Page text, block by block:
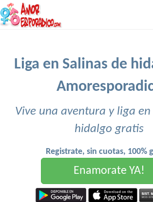
Liga en Salinas de
Vive una aventura y liga en
hidalgo gratis
Registrate, sin cuotas, 100%
Enamorate YA!